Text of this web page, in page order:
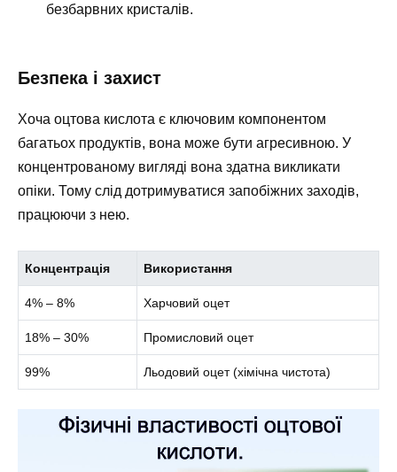
безбарвних кристалів.
Безпека і захист
Хоча оцтова кислота є ключовим компонентом
багатьох продуктів, вона може бути агресивною. У
концентрованому вигляді вона здатна викликати
опіки. Тому слід дотримуватися запобіжних заходів,
працюючи з нею.
Концентрація Використання
4% – 8% Харчовий оцет
18% – 30% Промисловий оцет
99% Льодовий оцет (хімічна чистота)